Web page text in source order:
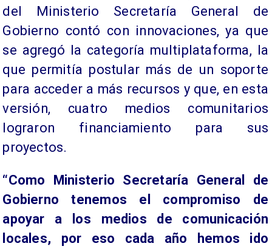
del Ministerio Secretaría General de
Gobierno contó con innovaciones, ya que
se agregó la categoría multiplataforma, la
que permitía postular más de un soporte
para acceder a más recursos y que, en esta
versión, cuatro medios comunitarios
lograron financiamiento para sus
proyectos.
“Como Ministerio Secretaría General de
Gobierno tenemos el compromiso de
apoyar a los medios de comunicación
locales, por eso cada año hemos ido